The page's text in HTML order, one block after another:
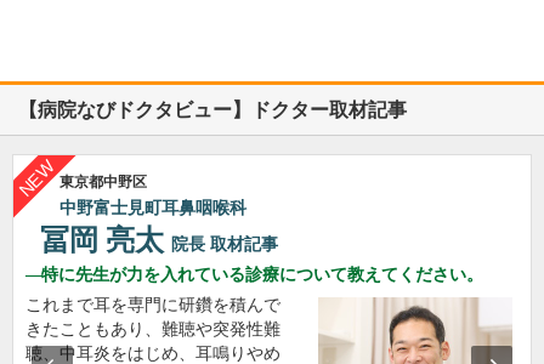
【病院なびドクタビュー】ドクター取材記事
東京都中野区
中野富士見町耳鼻咽喉科
冨岡 亮太 院長 取材記事
特に先生が力を入れている診療について教えてください。
これまで耳を専門に研鑽を積んで
きたこともあり、難聴や突発性難
聴、中耳炎をはじめ、耳鳴りやめ